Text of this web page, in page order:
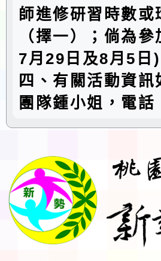
師進修研習時數
（擇一）；倘為
7月29日及8月5日
四、有關活動資
團隊鍾小姐，電